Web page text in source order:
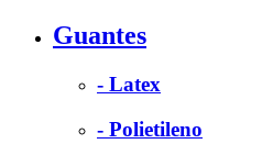
Guantes
- Latex
- Polietileno